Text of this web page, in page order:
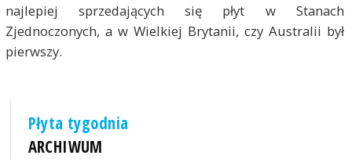
najlepiej sprzedających się płyt w Stanach
Zjednoczonych, a w Wielkiej Brytanii, czy Australii był
pierwszy.
Płyta tygodnia
ARCHIWUM